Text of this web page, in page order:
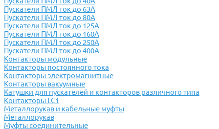
Пускатели ПМЛ ток до 63А
Пускатели ПМЛ ток до 80А
Пускатели ПМЛ ток до 125А
Пускатели ПМЛ ток до 160А
Пускатели ПМЛ ток до 250А
Пускатели ПМЛ ток до 400А
Контакторы модульные
Контакторы постоянного тока
Контакторы электромагнитные
Контакторы вакуумные
Катушки для пускателей и контакторов различного типа
Контакторы LC1
Металлорукав и кабельные муфты
Металлорукав
Муфты соединительные